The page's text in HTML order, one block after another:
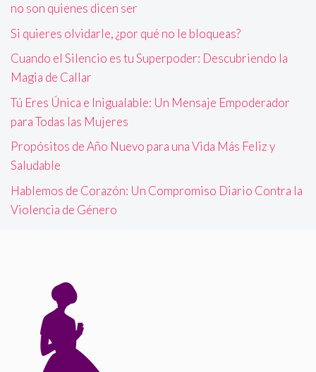
no son quienes dicen ser
Si quieres olvidarle, ¿por qué no le bloqueas?
Cuando el Silencio es tu Superpoder: Descubriendo la
Magia de Callar
Tú Eres Única e Inigualable: Un Mensaje Empoderador
para Todas las Mujeres
Propósitos de Año Nuevo para una Vida Más Feliz y
Saludable
Hablemos de Corazón: Un Compromiso Diario Contra la
Violencia de Género